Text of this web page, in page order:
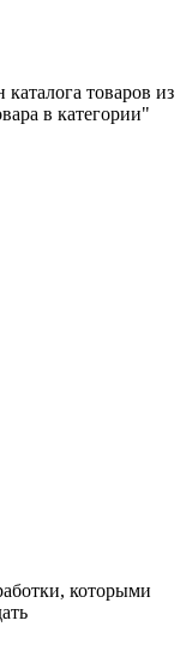
товаров из
в категории"
которыми